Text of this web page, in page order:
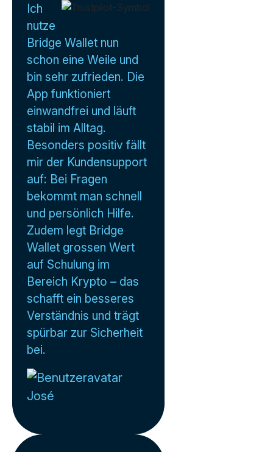
Ich
nutze
Bridge Wallet nun
schon eine Weile und
bin sehr zufrieden. Die
App funktioniert
einwandfrei und läuft
stabil im Alltag.
Besonders positiv fällt
mir der Kundensupport
auf: Bei Fragen
bekommt man schnell
und persönlich Hilfe.
Zudem legt Bridge
Wallet grossen Wert
auf Schulung im
Bereich Krypto – das
schafft ein besseres
Verständnis und trägt
spürbar zur Sicherheit
bei.
José